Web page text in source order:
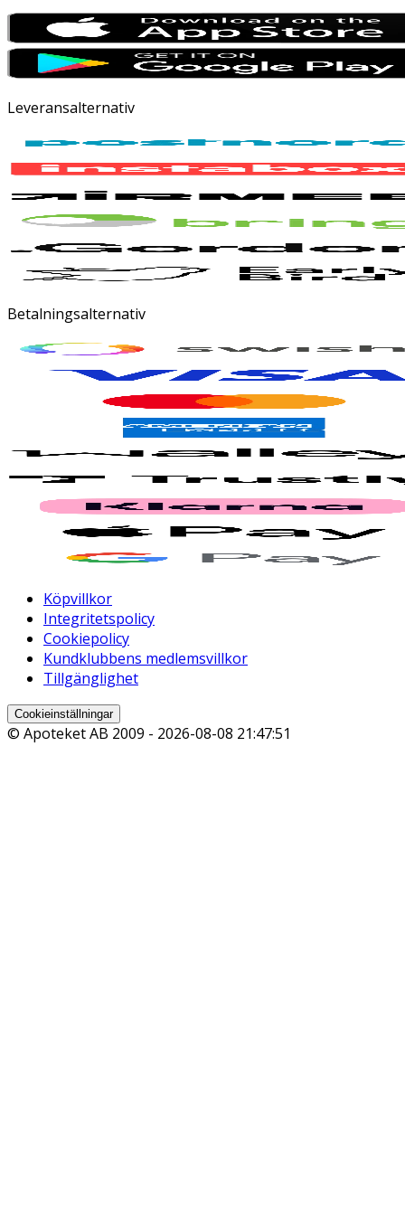
Leveransalternativ
Betalningsalternativ
Köpvillkor
Integritetspolicy
Cookiepolicy
Kundklubbens medlemsvillkor
Tillgänglighet
Cookieinställningar
© Apoteket AB 2009 - 2026-08-08 21:47:51